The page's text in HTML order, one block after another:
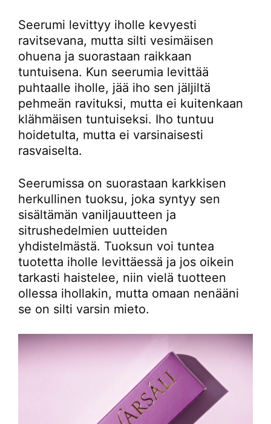
Seerumi levittyy iholle kevyesti
ravitsevana, mutta silti vesimäisen
ohuena ja suorastaan raikkaan
tuntuisena. Kun seerumia levittää
puhtaalle iholle, jää iho sen jäljiltä
pehmeän ravituksi, mutta ei kuitenkaan
klähmäisen tuntuiseksi. Iho tuntuu
hoidetulta, mutta ei varsinaisesti
rasvaiselta.
Seerumissa on suorastaan karkkisen
herkullinen tuoksu, joka syntyy sen
sisältämän vaniljauutteen ja
sitrushedelmien uutteiden
yhdistelmästä. Tuoksun voi tuntea
tuotetta iholle levittäessä ja jos oikein
tarkasti haistelee, niin vielä tuotteen
ollessa ihollakin, mutta omaan nenääni
se on silti varsin mieto.